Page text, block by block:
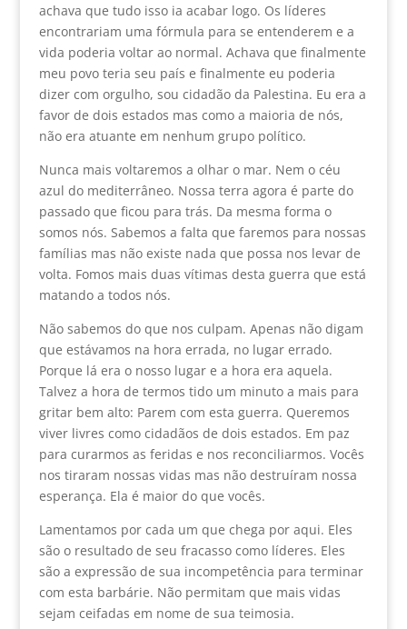
achava que tudo isso ia acabar logo. Os líderes
encontrariam uma fórmula para se entenderem e a
vida poderia voltar ao normal. Achava que finalmente
meu povo teria seu país e finalmente eu poderia
dizer com orgulho, sou cidadão da Palestina. Eu era a
favor de dois estados mas como a maioria de nós,
não era atuante em nenhum grupo político.
Nunca mais voltaremos a olhar o mar. Nem o céu
azul do mediterrâneo. Nossa terra agora é parte do
passado que ficou para trás. Da mesma forma o
somos nós. Sabemos a falta que faremos para nossas
famílias mas não existe nada que possa nos levar de
volta. Fomos mais duas vítimas desta guerra que está
matando a todos nós.
Não sabemos do que nos culpam. Apenas não digam
que estávamos na hora errada, no lugar errado.
Porque lá era o nosso lugar e a hora era aquela.
Talvez a hora de termos tido um minuto a mais para
gritar bem alto: Parem com esta guerra. Queremos
viver livres como cidadãos de dois estados. Em paz
para curarmos as feridas e nos reconciliarmos. Vocês
nos tiraram nossas vidas mas não destruíram nossa
esperança. Ela é maior do que vocês.
Lamentamos por cada um que chega por aqui. Eles
são o resultado de seu fracasso como líderes. Eles
são a expressão de sua incompetência para terminar
com esta barbárie. Não permitam que mais vidas
sejam ceifadas em nome de sua teimosia.